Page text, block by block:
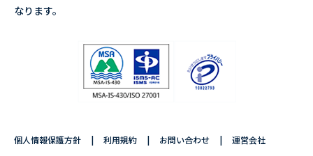
なります。
個人情報保護方針 利用規約 お問い合わせ 運営会社